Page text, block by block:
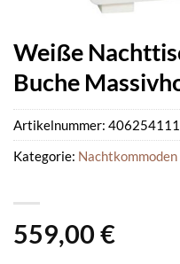
Weiße
Buche
559,00 €
Artikelnummer:
Kategorie: Nachtkommoden